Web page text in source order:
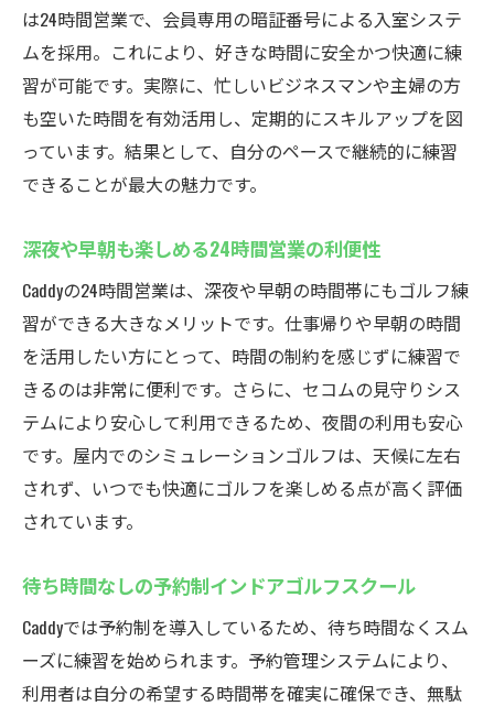
は24時間営業で、会員専用の暗証番号による入室システ
ムを採用。これにより、好きな時間に安全かつ快適に練
習が可能です。実際に、忙しいビジネスマンや主婦の方
も空いた時間を有効活用し、定期的にスキルアップを図
っています。結果として、自分のペースで継続的に練習
できることが最大の魅力です。
深夜や早朝も楽しめる24時間営業の利便性
Caddyの24時間営業は、深夜や早朝の時間帯にもゴルフ練
習ができる大きなメリットです。仕事帰りや早朝の時間
を活用したい方にとって、時間の制約を感じずに練習で
きるのは非常に便利です。さらに、セコムの見守りシス
テムにより安心して利用できるため、夜間の利用も安心
です。屋内でのシミュレーションゴルフは、天候に左右
されず、いつでも快適にゴルフを楽しめる点が高く評価
されています。
待ち時間なしの予約制インドアゴルフスクール
Caddyでは予約制を導入しているため、待ち時間なくスム
ーズに練習を始められます。予約管理システムにより、
利用者は自分の希望する時間帯を確実に確保でき、無駄